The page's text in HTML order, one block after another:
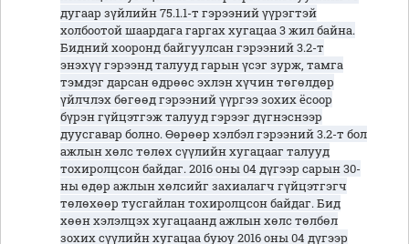
дугаар зүйлийн 75.1.1-т гэрээний үүрэгтэй
холбоотой шаардага гаргах хугацаа 3 жил байна.
Бидний хооронд байгуулсан гэрээний 3.2-т
энэхүү гэрээнд талууд гарын үсэг зурж, тамга
тэмдэг дарсан өдрөөс эхлэн хүчин төгөлдөр
үйлчлэх бөгөөд гэрээний үүргээ зохих ёсоор
бүрэн гүйцэтгэж талууд гэрээг дүгнэснээр
дуусгавар болно. Өөрөөр хэлбэл гэрээний 3.2-т бол
ажлын хөлс төлөх сүүлийн хугацааг талууд
тохиролцсон байдаг. 2016 оны 04 дүгээр сарын 30-
ны өдөр ажлын хөлсийг захиалагч гүйцэтгэгч
төлөхөөр тусгайлан тохиролцсон байдаг. Бид
хөөн хэлэлцэх хугацаанд ажлын хөлс төлбөл
зохих сүүлийн хугацаа буюу 2016 оны 04 дүгээр